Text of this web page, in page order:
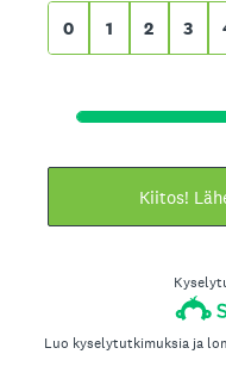
0 1 2 3
Kiitos!
Luo kyselytutkimuksia ja